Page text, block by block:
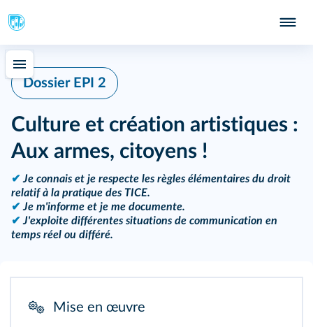
Dossier EPI 2
Culture et création artistiques :
Aux armes, citoyens !
✔ Je connais et je respecte les règles élémentaires du droit
relatif à la pratique des TICE.
✔ Je m'informe et je me documente.
✔ J'exploite différentes situations de communication en
temps réel ou différé.
Mise en œuvre